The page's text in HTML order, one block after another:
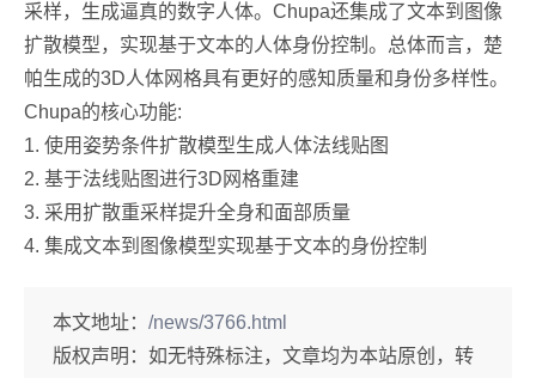
采样，生成逼真的数字人体。Chupa还集成了文本到图像
扩散模型，实现基于文本的人体身份控制。总体而言，楚
帕生成的3D人体网格具有更好的感知质量和身份多样性。
Chupa的核心功能:
1. 使用姿势条件扩散模型生成人体法线贴图
2. 基于法线贴图进行3D网格重建
3. 采用扩散重采样提升全身和面部质量
4. 集成文本到图像模型实现基于文本的身份控制
本文地址： /news/3766.html
版权声明： 如无特殊标注，文章均为本站原创，转